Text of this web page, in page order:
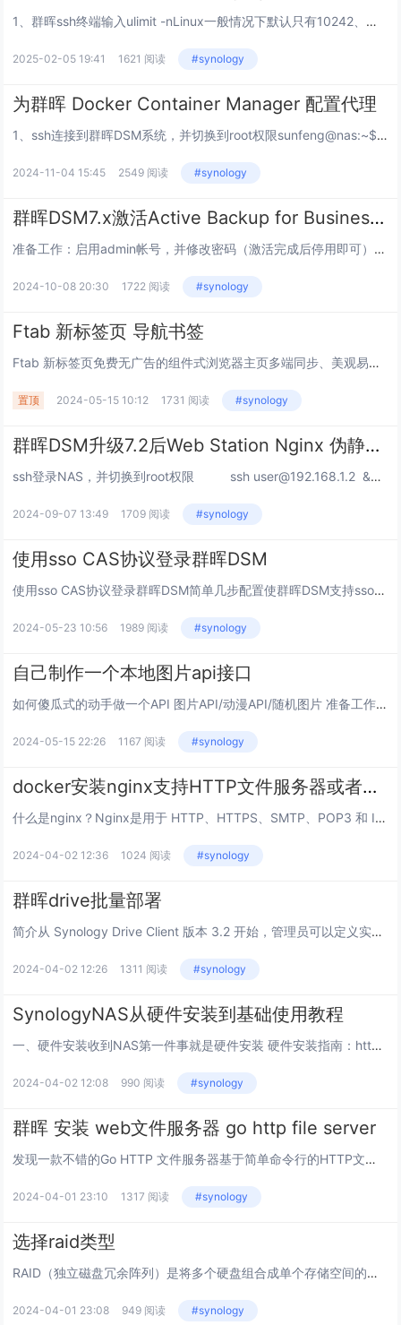
1、群晖ssh终端输入ulimit -nLinux一般情况下默认只有10242、一次性解决办法（重启失效）：ulimit -n 40963、永久办法在 /etc/profile 最后一行加入 ulimit -n...
2025-02-05 19:41 1621 阅读 #synology
为群晖 Docker Container Manager 配置代理
1、ssh连接到群晖DSM系统，并切换到root权限sunfeng@nas:~$ sudo -i Password: root@nas:~#2、为Container Manager创建代理配置文件root@nas:~...
2024-11-04 15:45 2549 阅读 #synology
群晖DSM7.x激活Active Backup for Business套件的方法（黑白都适用）
准备工作：启用admin帐号，并修改密码（激活完成后停用即可）打开控制面板→信息中心，复制并保存好SN号。目前DSM7.2.2依然有效。如果激活失败可以多尝试几次，或者清空cookie或者更换 浏览器试试。第一步：打开浏览器，在地址栏输入下...
2024-10-08 20:30 1722 阅读 #synology
Ftab 新标签页 导航书签
Ftab 新标签页免费无广告的组件式浏览器主页多端同步、美观易用的在线导航和新标签页工具， 帮助您高效管理网页和应用，更有便携好玩的小组件供您使用，提升在线体验。让功能更简洁这是一款集导航与笔记功能于一体的书签管理工具，希望帮助你不惧遗忘...
置顶 2024-05-15 10:12 1731 阅读 #synology
群晖DSM升级7.2后Web Station Nginx 伪静态失效
ssh登录NAS，并切换到root权限 ssh user@192.168.1.2 &nbs...
2024-09-07 13:49 1709 阅读 #synology
使用sso CAS协议登录群晖DSM
使用sso CAS协议登录群晖DSM简单几步配置使群晖DSM支持sso统一身份认证系统登录①打开群晖控制面板②选择域与LDAP③然后选择sso客户端④勾选按登录页面的默认值选择sso⑤勾选启用CAS sso服务，然后打开CAS sso设置⑥...
2024-05-23 10:56 1989 阅读 #synology
自己制作一个本地图片api接口
如何傻瓜式的动手做一个API 图片API/动漫API/随机图片 准备工作：准备一个域名，一个服务器（虚拟主机也可以，需要支持PHP） 本地图片API制作方法：新建一个PHP文件（例：api.php），在创建一个...
2024-05-15 22:26 1167 阅读 #synology
docker安装nginx支持HTTP文件服务器或者webdav
什么是nginx？Nginx是用于 HTTP、HTTPS、SMTP、POP3 和 IMAP 协议的开源反向代理服务器，以及负载均衡器、HTTP 缓存和 Web 服务器（源服务器）。nginx 项目一开始就非常注重高并发、高性能和低内存使用率...
2024-04-02 12:36 1024 阅读 #synology
群晖drive批量部署
简介从 Synology Drive Client 版本 3.2 开始，管理员可以定义实用程序的设置，然后通过 Active Directory Server 将它部署到许多 Windows 设备。这意味着用户不必再自己设置同步或备份任务，...
2024-04-02 12:26 1311 阅读 #synology
SynologyNAS从硬件安装到基础使用教程
一、硬件安装收到NAS第一件事就是硬件安装 硬件安装指南：https://kb.synology.cn/zh-cn/search?sources%5B%5D=hardware_installation_guide在红框内输入您NAS型...
2024-04-02 12:08 990 阅读 #synology
群晖 安装 web文件服务器 go http file server
发现一款不错的Go HTTP 文件服务器基于简单命令行的HTTP文件服务器，用于共享本地文件系统。前言群晖自带的文件共享已经很好用了，覆盖了大部份使用场景，但是你朋友手机上可能没有安装smb客户端应用。于是就想找一个网页版的文件共享服务器，...
2024-04-01 23:10 1317 阅读 #synology
选择raid类型
RAID（独立磁盘冗余阵列）是将多个硬盘组合成单个存储空间的数据存储技术。RAID 类型有多种，分别提供不同级别的性能、存储容量和可靠性。本文将简要介绍 Synology NAS 支持的 RAID 类型，包括执行要求、优势和不足。支持的 R...
2024-04-01 23:08 949 阅读 #synology